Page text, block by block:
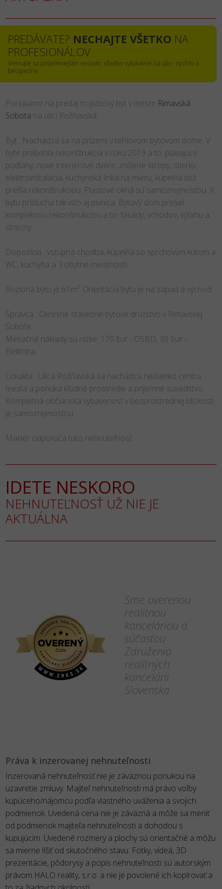
PREDÁVATE? NECHAJTE VŠETKO NA
PROFESIONÁLOV
Venujte sa príjemnejším veciam, všetko vybavíme za vás - rýchlo a
bezpečne
Ponúkame na predaj trojizbový byt v meste Rimavská
Sobota na ulici Rožňavská.
Byt : Nachádza sa na prízemí v tehlovom bytovom dome. V
byte prebehla rekonštrukcia v roku 2019 a to: plávajúce
podlahy, nové interiérové dvere, znížene stropy, stierky,
elektroinštalácia, kuchynská linka na mieru, kúpelňa tiež
prešla rekonštrukciou. Plastové okná sú samozrejmosťou. K
bytu prislúcha tak isto aj pivnica. Bytový dom prešiel
kompletnou rekonštrukciou a to: fasády, vchodov, výťahu a
strechy.
Dispozícia : vstupná chodba, kúpelňa so sprchovým kútom a
WC, kuchyňa a 3 obytné miestnosti.
Rozloha bytu je 61m². Orientácia bytu je na západ a východ .
Správca : Okresné stavebné bytové družstvo v Rimavskej
Sobote.
Mesačné náklady sú nízke: 170 Eur - OSBD, 30 Eur -
Elektrina.
Lokalita : Ulica Rožňavská sa nachádza neďaleko centra
mesta a ponúka kľudné prostredie a príjemné susedstvo.
Kompletná občianska vybavenosť v bezprostrednej blízkosti
je samozrejmosťou.
Maklér odporúča túto nehnuteľnosť.
IDETE NESKORO
NEHNUTEĽNOSŤ UŽ NIE JE
AKTUÁLNA
Sme overenou
realitnou
kanceláriou a
súčasťou
Združenia
realitných
kancelárii
Slovenska
Práva k inzerovanej nehnuteľnosti
Inzerovaná nehnuteľnosť nie je záväznou ponukou na
uzavretie zmluvy. Majiteľ nehnuteľnosti má právo voľby
kupúceho/nájomcu podľa vlastného uváženia a svojich
podmienok. Uvedená cena nie je záväzná a môže sa meniť
od podmienok majiteľa nehnuteľnosti a dohodou s
kupujúcim. Uvedené rozmery a plochy sú orientačné a môžu
sa mierne líšiť od skutočného stavu. Fotky, videá, 3D
prezentácie, pôdorysy a popis nehnuteľnosti sú autorským
právom HALO reality, s.r.o. a nie je povolené ich kopírovať a